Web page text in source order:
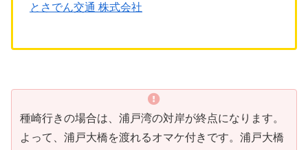
とさでん交通 株式会社
種崎行きの場合は、浦戸湾の対岸が終点になります。
よって、浦戸大橋を渡れるオマケ付きです。浦戸大橋